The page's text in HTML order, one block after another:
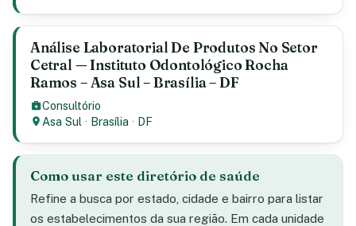
Análise Laboratorial De Produtos No Setor
Cetral — Instituto Odontológico Rocha
Ramos – Asa Sul – Brasília – DF
Consultório
Asa Sul · Brasília · DF
Como usar este diretório de saúde
Refine a busca por estado, cidade e bairro para listar
os estabelecimentos da sua região. Em cada unidade